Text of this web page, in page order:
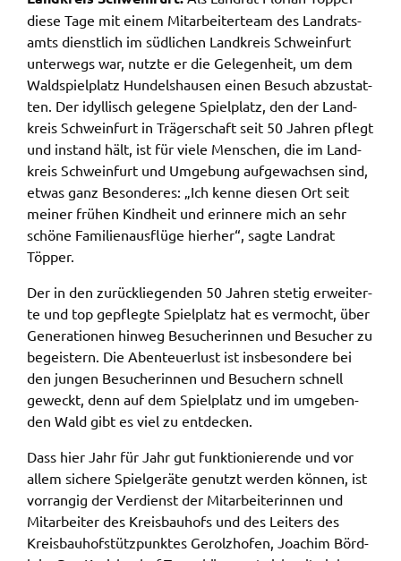
diese Tage mit einem Mitar­bei­ter­team des Land­rats­
amts dienst­lich im südli­chen Land­kreis Schwein­furt
unter­wegs war, nutz­te er die Gele­gen­heit, um dem
Wald­spiel­platz Hundels­hau­sen einen Besuch abzu­stat­
ten. Der idyl­lisch gele­ge­ne Spiel­platz, den der Land­
kreis Schwein­furt in Träger­schaft seit 50 Jahren pflegt
und instand hält, ist für viele Menschen, die im Land­
kreis Schwein­furt und Umge­bung aufge­wach­sen sind,
etwas ganz Beson­de­res: „Ich kenne diesen Ort seit
meiner frühen Kind­heit und erin­ne­re mich an sehr
schö­ne Fami­li­en­aus­flü­ge hier­her“, sagte Land­rat
Töpper.
Der in den zurück­lie­gen­den 50 Jahren stetig erwei­ter­
te und top gepfleg­te Spiel­platz hat es vermocht, über
Gene­ra­tio­nen hinweg Besu­che­rin­nen und Besu­cher zu
begeis­tern. Die Aben­teu­er­lust ist insbe­son­de­re bei
den jungen Besu­che­rin­nen und Besu­chern schnell
geweckt, denn auf dem Spiel­platz und im umge­ben­
den Wald gibt es viel zu entde­cken.
Dass hier Jahr für Jahr gut funk­tio­nie­ren­de und vor
allem siche­re Spiel­ge­rä­te genutzt werden können, ist
vorran­gig der Verdienst der Mitar­bei­te­rin­nen und
Mitar­bei­ter des Kreis­bau­hofs und des Leiters des
Kreis­bau­hof­stütz­punk­tes Gerolz­hofen, Joachim Börd­
Name:
accessibility
Anbieter:
Landratsamt Schweinfurt
Kontrast und Schriftgröße
Cookie Laufzeit:
Session
EXTERNE MEDIEN
Wir weisen darauf hin, dass die Verarbeitung Ihrer
Daten bei Aktivierung dieser Auswahlaußerhalb
des Verantwortungsbereichs des Landratsamtes
Schweinfurt liegt und hierfür ausschließlich die
Datenschutzbestimmungen des Anbieters YouTube
gelten. Auf unserem Onlineangebot sind
Wiedergabe von Videos eingebunden. Diese
Funktionen werden angeboten durch YouTube, LLC
901 Cherry Ave. San Bruno, CA 94066 USA,
unterliegen also nicht dem Schutzbereich der
Datenschutzgrundverordnung (DSGVO).